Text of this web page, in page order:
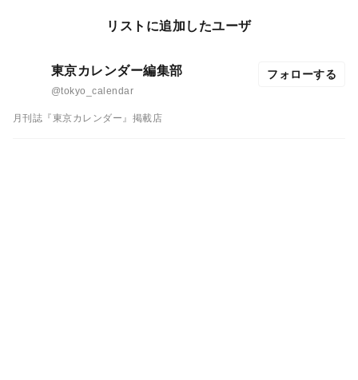
リストに追加したユーザ
東京カレンダー編集部
@tokyo_calendar
フォローする
月刊誌『東京カレンダー』掲載店